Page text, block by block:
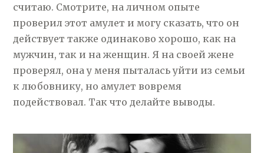
считаю. Смотрите, на личном опыте
проверил этот амулет и могу сказать, что он
действует также одинаково хорошо, как на
мужчин, так и на женщин. Я на своей жене
проверял, она у меня пыталась уйти из семьи
к любовнику, но амулет вовремя
подействовал. Так что делайте выводы.